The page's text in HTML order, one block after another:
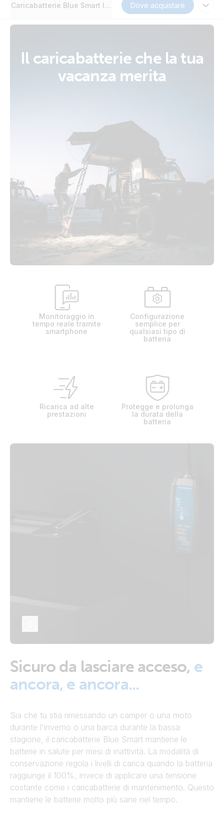
Caricabatterie Blue Smart IP65 Dove acquistare
Il caricabatterie che la tua
vacanza merita
Monitoraggio in
tempo reale tramite
smartphone
Configurazione
semplice per
qualsiasi tipo di
batteria
Ricarica ad alte
prestazioni
Protegge e prolunga
la durata della
batteria
Sicuro da lasciare acceso, e
ancora, e ancora...
Sia che tu stia rimessando un camper o una moto
durante l'inverno o una barca durante la bassa
stagione, il caricabatterie Blue Smart mantiene le
batterie in salute per mesi di inattività. La modalità di
conservazione regola i livelli di carica quando la batteria
raggiunge il 100%, invece di applicare una tensione
costante come i caricabatterie di mantenimento. Questo
mantiene le batterie molto più sane nel tempo.